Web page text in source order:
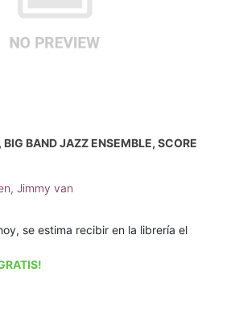
BAND JAZZ ENSEMBLE, SCORE
Jimmy van
se estima recibir en la librería el